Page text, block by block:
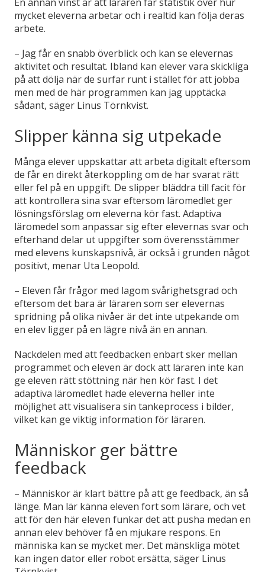
mycket eleverna arbetar och i realtid kan följa deras
arbete.
– Jag får en snabb överblick och kan se elevernas
aktivitet och resultat. Ibland kan elever vara skickliga
på att dölja när de surfar runt i stället för att jobba
men med de här programmen kan jag upptäcka
sådant, säger Linus Törnkvist.
Slipper känna sig utpekade
Många elever uppskattar att arbeta digitalt eftersom
de får en direkt återkoppling om de har svarat rätt
eller fel på en uppgift. De slipper bläddra till facit för
att kontrollera sina svar eftersom läromedlet ger
lösningsförslag om eleverna kör fast. Adaptiva
läromedel som anpassar sig efter elevernas svar och
efterhand delar ut uppgifter som överensstämmer
med elevens kunskapsnivå, är också i grunden något
positivt, menar Uta Leopold.
– Eleven får frågor med lagom svårighetsgrad och
eftersom det bara är läraren som ser elevernas
spridning på olika nivåer är det inte utpekande om
en elev ligger på en lägre nivå än en annan.
Nackdelen med att feedbacken enbart sker mellan
programmet och eleven är dock att läraren inte kan
ge eleven rätt stöttning när hen kör fast. I det
adaptiva läromedlet hade eleverna heller inte
möjlighet att visualisera sin tankeprocess i bilder,
vilket kan ge viktig information för läraren.
Människor ger bättre
feedback
– Människor är klart bättre på att ge feedback, än så
länge. Man lär känna eleven fort som lärare, och vet
att för den här eleven funkar det att pusha medan en
annan elev behöver få en mjukare respons. En
människa kan se mycket mer. Det mänskliga mötet
kan ingen dator eller robot ersätta, säger Linus